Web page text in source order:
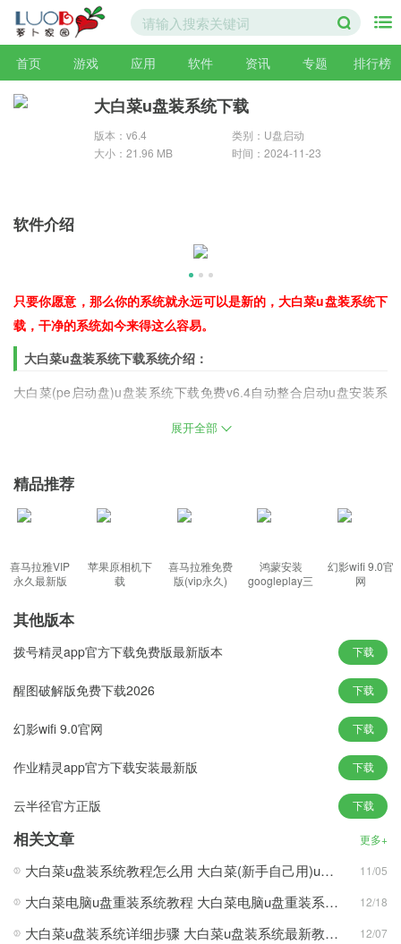
首页 游戏 应用 软件 资讯 专题 排行榜
大白菜u盘装系统下载
版本：v6.4
类别：U盘启动
大小：21.96 MB
时间：2024-11-23
软件介绍
只要你愿意，那么你的系统就永远可以是新的，大白菜u盘装系统下
载，干净的系统如今来得这么容易。
大白菜u盘装系统下载系统介绍：
大白菜(pe启动盘)u盘装系统下载免费v6.4自动整合启动u盘安装系
观特洛伊木马，大家是否有出色的兼容性和稳定性都可以，磁盘获
以放心了。
大白菜u盘装系统下载功能特色：
程”功能按钮，制作过程全部保密不上网。
文件数据，通过愚蠢式的生产线操作。
3、系统纯正无毒等实用程序，强制安装，安装高级版本的机器，真
4、电脑初学者一学就能马上学会，用自动智能化检查目前的电脑信
息，集成市场上的主流硬件驱动程序。
大白菜u盘装系统下载新颖玩法：
1、简化iso模式制作程序，在离线状态下进行生产过程，以提高系统
运行速度，支持制作时只需要追加的一键安装功能。
单，只需几次生产线的操作过程。
3、在几分钟内就可以完成usb启动盘的制作，系统版本多样化，快
速安装，想更换就更换，以保证用户数据安全。
展开全部
精品推荐
喜马拉雅VIP
永久最新版
苹果原相机下
载
喜马拉雅免费
版(vip永久)
鸿蒙安装
googleplay三
幻影wifi 9.0官
网
其他版本
拨号精灵app官方下载免费版最新版本 下载
醒图破解版免费下载2026 下载
幻影wifi 9.0官网 下载
作业精灵app官方下载安装最新版 下载
云半径官方正版 下载
相关文章 更多+
大白菜u盘装系统教程怎么用 大白菜(新手自己用)u盘装系统详细教程 11/05
大白菜电脑u盘重装系统教程 大白菜电脑u盘重装系统教程方法介绍(多图) 12/18
大白菜u盘装系统详细步骤 大白菜u盘装系统最新教程(多图) 12/07